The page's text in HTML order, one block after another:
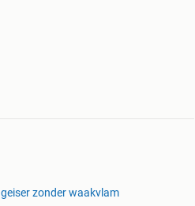
geiser zonder waakvlam